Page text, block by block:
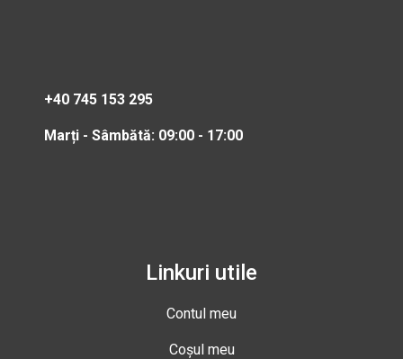
+40 745 153 295
Marți - Sâmbătă: 09:00 - 17:00
Linkuri utile
Contul meu
Coșul meu